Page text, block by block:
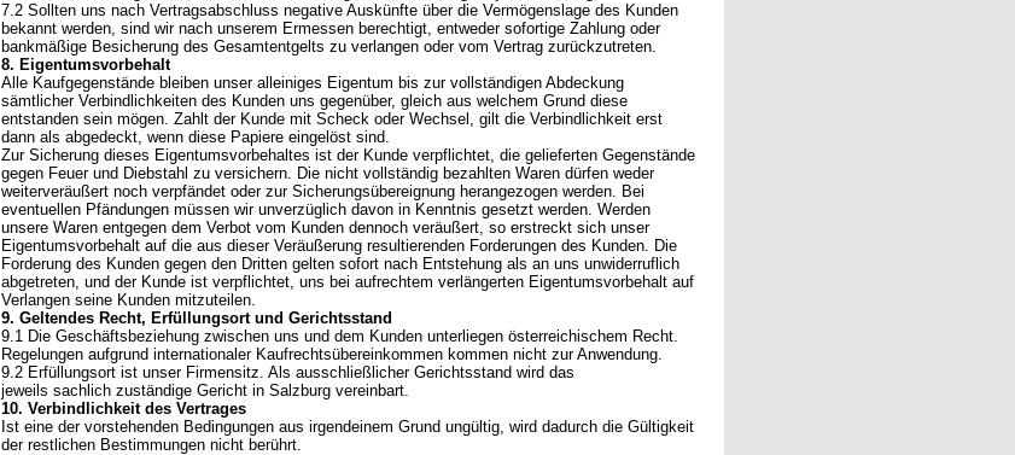
7.2 Sollten uns nach Vertragsabschluss negative Auskünfte über die Vermögenslage des Kunden
bekannt werden, sind wir nach unserem Ermessen berechtigt, entweder sofortige Zahlung oder
bankmäßige Besicherung des Gesamtentgelts zu verlangen oder vom Vertrag zurückzutreten.
8. Eigentumsvorbehalt
Alle Kaufgegenstände bleiben unser alleiniges Eigentum bis zur vollständigen Abdeckung
sämtlicher Verbindlichkeiten des Kunden uns gegenüber, gleich aus welchem Grund diese
entstanden sein mögen. Zahlt der Kunde mit Scheck oder Wechsel, gilt die Verbindlichkeit erst
dann als abgedeckt, wenn diese Papiere eingelöst sind.
Zur Sicherung dieses Eigentumsvorbehaltes ist der Kunde verpflichtet, die gelieferten Gegenstände
gegen Feuer und Diebstahl zu versichern. Die nicht vollständig bezahlten Waren dürfen weder
weiterveräußert noch verpfändet oder zur Sicherungsübereignung herangezogen werden. Bei
eventuellen Pfändungen müssen wir unverzüglich davon in Kenntnis gesetzt werden. Werden
unsere Waren entgegen dem Verbot vom Kunden dennoch veräußert, so erstreckt sich unser
Eigentumsvorbehalt auf die aus dieser Veräußerung resultierenden Forderungen des Kunden. Die
Forderung des Kunden gegen den Dritten gelten sofort nach Entstehung als an uns unwiderruflich
abgetreten, und der Kunde ist verpflichtet, uns bei aufrechtem verlängerten Eigentumsvorbehalt auf
Verlangen seine Kunden mitzuteilen.
9. Geltendes Recht, Erfüllungsort und Gerichtsstand
9.1 Die Geschäftsbeziehung zwischen uns und dem Kunden unterliegen österreichischem Recht.
Regelungen aufgrund internationaler Kaufrechtsübereinkommen kommen nicht zur Anwendung.
9.2 Erfüllungsort ist unser Firmensitz. Als ausschließlicher Gerichtsstand wird das
jeweils sachlich zuständige Gericht in Salzburg vereinbart.
10. Verbindlichkeit des Vertrages
Ist eine der vorstehenden Bedingungen aus irgendeinem Grund ungültig, wird dadurch die Gültigkeit
der restlichen Bestimmungen nicht berührt.